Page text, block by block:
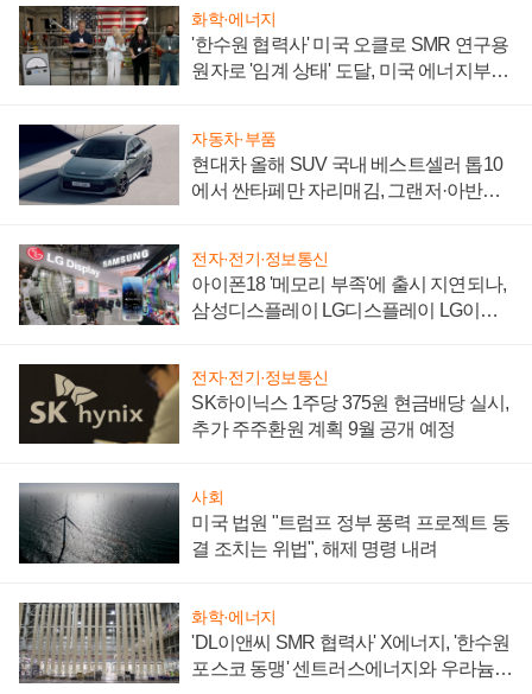
화학·에너지
'한수원 협력사' 미국 오클로 SMR 연구용
원자로 '임계 상태' 도달, 미국 에너지부
자동차·부품
현대차 올해 SUV 국내 베스트셀러 톱10
에서 싼타페만 자리매김, 그랜저·아반떼
전자·전기·정보통신
아이폰18 '메모리 부족'에 출시 지연되나,
삼성디스플레이 LG디스플레이 LG이노
전자·전기·정보통신
SK하이닉스 1주당 375원 현금배당 실시,
추가 주주환원 계획 9월 공개 예정
사회
미국 법원 "트럼프 정부 풍력 프로젝트 동
결 조치는 위법", 해제 명령 내려
화학·에너지
'DL이앤씨 SMR 협력사' X에너지, '한수원
포스코 동맹' 센트러스에너지와 우라늄